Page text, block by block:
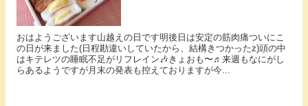
おはようございます山越えの日です明後日は安定の筋肉痛ついにこ
の日が来ました(日程勘違いしていたから、結構きつかったz)頭の中
はキテレツの睡眠不足がリフレイン🎶きょおも〜♬来週もなにがし
らあるようですが月末の発表も控えておりますが今...